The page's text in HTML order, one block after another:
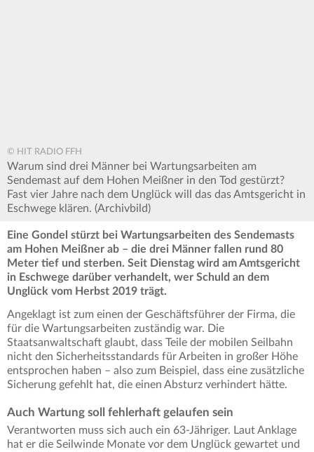
© HIT RADIO FFH
Warum sind drei Männer bei Wartungsarbeiten am
Sendemast auf dem Hohen Meißner in den Tod gestürzt?
Fast vier Jahre nach dem Unglück will das das Amtsgericht in
Eschwege klären. (Archivbild)
Eine Gondel stürzt bei Wartungsarbeiten des Sendemasts
am Hohen Meißner ab – die drei Männer fallen rund 80
Meter tief und sterben. Seit Dienstag wird am Amtsgericht
in Eschwege darüber verhandelt, wer Schuld an dem
Unglück vom Herbst 2019 trägt.
Angeklagt ist zum einen der Geschäftsführer der Firma, die
für die Wartungsarbeiten zuständig war. Die
Staatsanwaltschaft glaubt, dass Teile der mobilen Seilbahn
nicht den Sicherheitsstandards für Arbeiten in großer Höhe
entsprochen haben – also zum Beispiel, dass eine zusätzliche
Sicherung gefehlt hat, die einen Absturz verhindert hätte.
Auch Wartung soll fehlerhaft gelaufen sein
Verantworten muss sich auch ein 63-Jähriger. Laut Anklage
hat er die Seilwinde Monate vor dem Unglück gewartet und